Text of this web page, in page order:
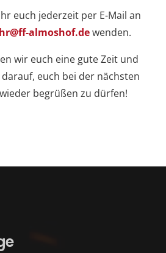
euch jederzeit per E-Mail an
almoshof.dewenden.
wir euch eine gute Zeit und
euch bei der nächsten
begrüßen zu dürfen!